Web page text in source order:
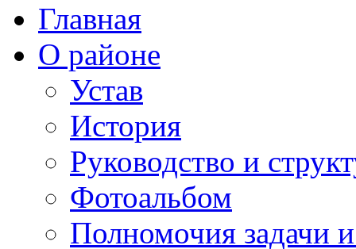
Главная
О районе
Устав
История
Руководство и
Фотоальбом
Полномочия задачи